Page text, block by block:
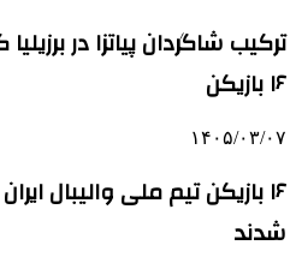
ترکیب شاگردان پیاتزا در
۱۶ بازیکن
۱۴۰۵/۰۳/۰۷
۱۶ بازیکن تیم ملی والیبال
شدند